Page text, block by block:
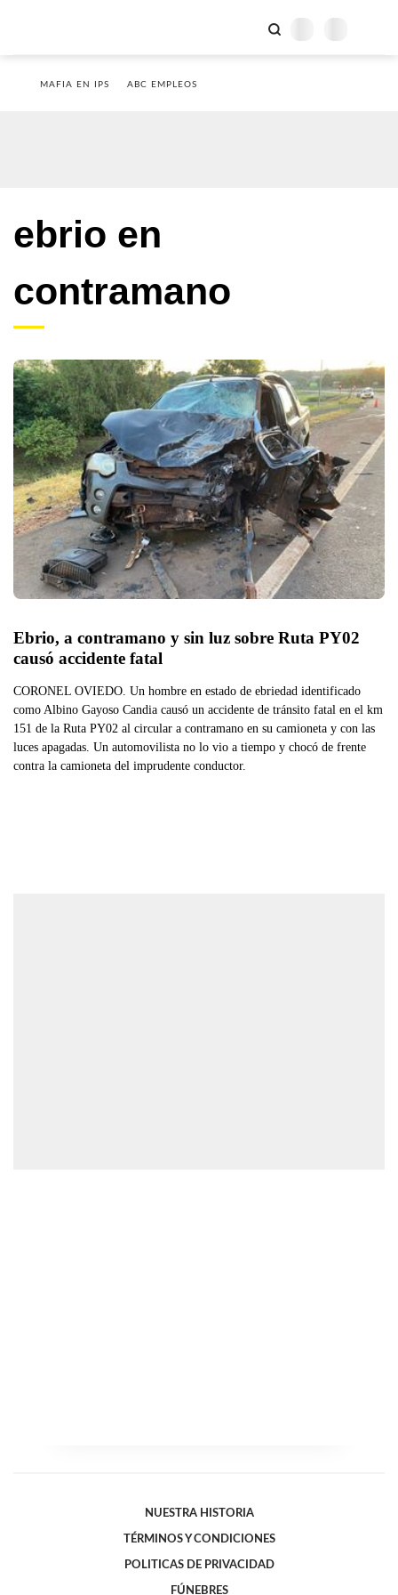
MAFIA EN IPS ABC EMPLEOS
ebrio en
contramano
Ebrio, a contramano y sin luz sobre Ruta PY02
causó accidente fatal
CORONEL OVIEDO. Un hombre en estado de ebriedad identificado
como Albino Gayoso Candia causó un accidente de tránsito fatal en el km
151 de la Ruta PY02 al circular a contramano en su camioneta y con las
luces apagadas. Un automovilista no lo vio a tiempo y chocó de frente
contra la camioneta del imprudente conductor.
NUESTRA HISTORIA
TÉRMINOS Y CONDICIONES
POLITICAS DE PRIVACIDAD
FÚNEBRES